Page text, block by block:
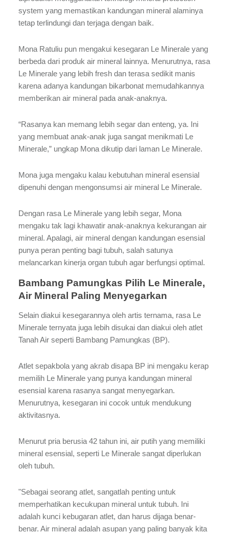
system yang memastikan kandungan mineral alaminya
tetap terlindungi dan terjaga dengan baik.
Mona Ratuliu pun mengakui kesegaran Le Minerale yang
berbeda dari produk air mineral lainnya. Menurutnya, rasa
Le Minerale yang lebih fresh dan terasa sedikit manis
karena adanya kandungan bikarbonat memudahkannya
memberikan air mineral pada anak-anaknya.
“Rasanya kan memang lebih segar dan enteng, ya. Ini
yang membuat anak-anak juga sangat menikmati Le
Minerale,” ungkap Mona dikutip dari laman Le Minerale.
Mona juga mengaku kalau kebutuhan mineral esensial
dipenuhi dengan mengonsumsi air mineral Le Minerale.
Dengan rasa Le Minerale yang lebih segar, Mona
mengaku tak lagi khawatir anak-anaknya kekurangan air
mineral. Apalagi, air mineral dengan kandungan esensial
punya peran penting bagi tubuh, salah satunya
melancarkan kinerja organ tubuh agar berfungsi optimal.
Bambang Pamungkas Pilih Le Minerale,
Air Mineral Paling Menyegarkan
Selain diakui kesegarannya oleh artis ternama, rasa Le
Minerale ternyata juga lebih disukai dan diakui oleh atlet
Tanah Air seperti Bambang Pamungkas (BP).
Atlet sepakbola yang akrab disapa BP ini mengaku kerap
memilih Le Minerale yang punya kandungan mineral
esensial karena rasanya sangat menyegarkan.
Menurutnya, kesegaran ini cocok untuk mendukung
aktivitasnya.
Menurut pria berusia 42 tahun ini, air putih yang memiliki
mineral esensial, seperti Le Minerale sangat diperlukan
oleh tubuh.
"Sebagai seorang atlet, sangatlah penting untuk
memperhatikan kecukupan mineral untuk tubuh. Ini
adalah kunci kebugaran atlet, dan harus dijaga benar-
benar. Air mineral adalah asupan yang paling banyak kita